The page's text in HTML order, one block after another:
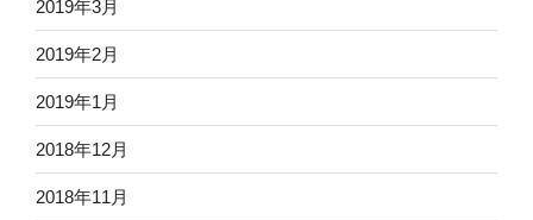
2019年3月
2019年2月
2019年1月
2018年12月
2018年11月